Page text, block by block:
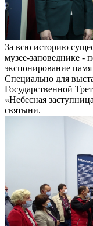
За всю историю
музее-заповеднике -
экспонирование
Специально для
Государственной
«Небесная
святыни.